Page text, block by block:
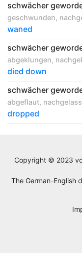
schwächer
geschwunden,
waned
schwächer
abgeklungen,
died down
schwächer
abgeflaut,
dropped
Copyright © 2023
The German-English